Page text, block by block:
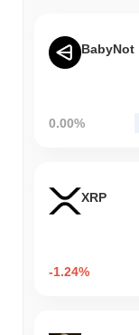
BabyNot
0.00%
XRP
-1.24%